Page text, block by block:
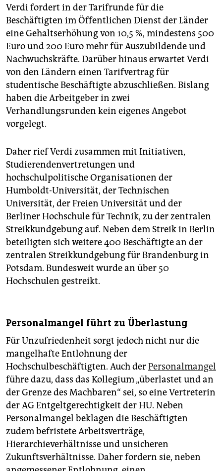
Verdi fordert in der Tarifrunde für die
Beschäftigten im Öffentlichen Dienst der Länder
eine Gehaltserhöhung von 10,5 %, mindestens 500
Euro und 200 Euro mehr für Auszubildende und
Nachwuchskräfte. Darüber hinaus erwartet Verdi
von den Ländern einen Tarifvertrag für
studentische Beschäftigte abzuschließen. Bislang
haben die Arbeitgeber in zwei
Verhandlungsrunden kein eigenes Angebot
vorgelegt.
Daher rief Verdi zusammen mit Initiativen,
Studierendenvertretungen und
hochschulpolitische Organisationen der
Humboldt-Universität, der Technischen
Universität, der Freien Universität und der
Berliner Hochschule für Technik, zu der zentralen
Streikkundgebung auf. Neben dem Streik in Berlin
beteiligten sich weitere 400 Beschäftigte an der
zentralen Streikkundgebung für Brandenburg in
Potsdam. Bundesweit wurde an über 50
Hochschulen gestreikt.
Personalmangel führt zu Überlastung
Für Unzufriedenheit sorgt jedoch nicht nur die
mangelhafte Entlohnung der
Hochschulbeschäftigten. Auch derPersonalmangel
führe dazu, dass das Kollegium „überlastet und an
der Grenze des Machbaren“ sei, so eine Vertreterin
der AG Entgeltgerechtigkeit der HU. Neben
Personalmangel beklagen die Beschäftigten
zudem befristete Arbeitsverträge,
Hierarchieverhältnisse und unsicheren
Zukunftsverhältnisse. Daher fordern sie, neben